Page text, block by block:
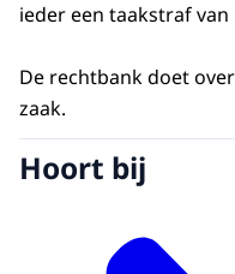
ieder een taakstraf van
De rechtbank doet
zaak.
Hoort bij